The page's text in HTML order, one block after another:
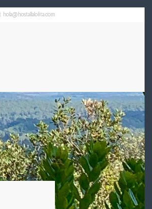
hola@hostallalolita.com